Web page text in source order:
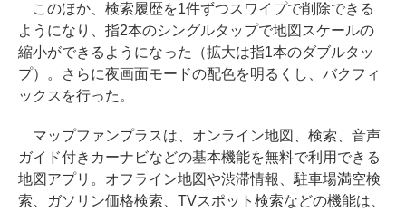
このほか、検索履歴を1件ずつスワイプで削除できる
ようになり、指2本のシングルタップで地図スケールの
縮小ができるようになった（拡大は指1本のダブルタッ
プ）。さらに夜画面モードの配色を明るくし、バクフィ
ックスを行った。
マップファンプラスは、オンライン地図、検索、音声
ガイド付きカーナビなどの基本機能を無料で利用できる
地図アプリ。オフライン地図や渋滞情報、駐車場満空検
索、ガソリン価格検索、TVスポット検索などの機能は、